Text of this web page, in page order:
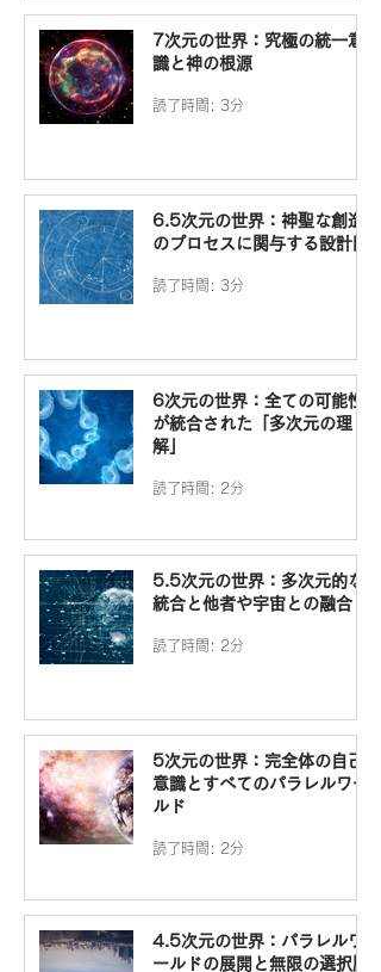
7次元の世界：究極の統一意
識と神の根源
読了時間: 3分
6.5次元の世界：神聖な創造
のプロセスに関与する設計図
読了時間: 3分
6次元の世界：全ての可能性
が統合された「多次元の理
解」
読了時間: 2分
5.5次元の世界：多次元的な
統合と他者や宇宙との融合
読了時間: 2分
5次元の世界：完全体の自己
意識とすべてのパラレルワー
ルド
読了時間: 2分
4.5次元の世界：パラレルワ
ールドの展開と無限の選択肢